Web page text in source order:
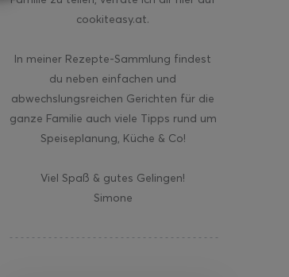
cookiteasy.at.
In meiner Rezepte-Sammlung findest
du neben einfachen und
abwechslungsreichen Gerichten für die
ganze Familie auch viele Tipps rund um
Speiseplanung, Küche & Co!
Viel Spaß & gutes Gelingen!
Simone